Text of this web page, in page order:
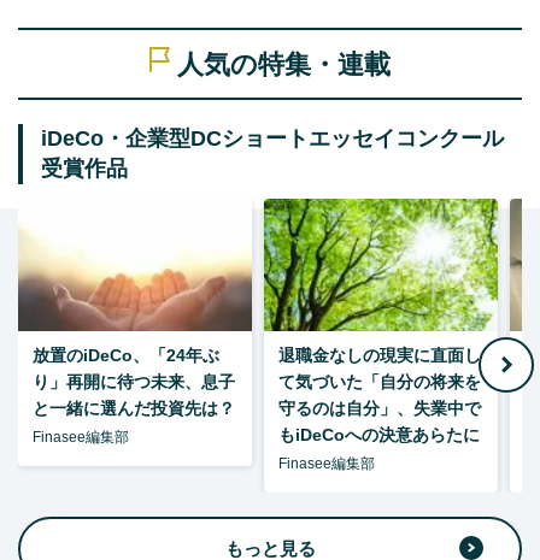
人気の特集・連載
iDeCo・企業型DCショートエッセイコンクール
受賞作品
放置のiDeCo、「24年ぶ
り」再開に待つ未来、息子
と一緒に選んだ投資先は？
Finasee編集部
退職金なしの現実に直面し
て気づいた「自分の将来を
守るのは自分」、失業中で
もiDeCoへの決意あらたに
Finasee編集部
もっと見る